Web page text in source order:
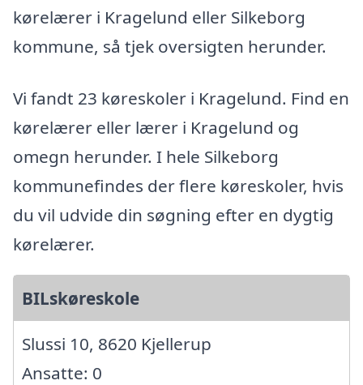
kørelærer i Kragelund eller Silkeborg
kommune, så tjek oversigten herunder.
Vi fandt 23 køreskoler i Kragelund. Find en
kørelærer eller lærer i Kragelund og
omegn herunder. I hele Silkeborg
kommunefindes der flere køreskoler, hvis
du vil udvide din søgning efter en dygtig
kørelærer.
BILskøreskole
Slussi 10, 8620 Kjellerup
Ansatte: 0